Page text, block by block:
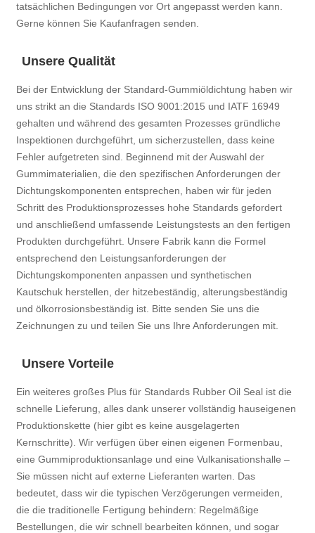
tatsächlichen Bedingungen vor Ort angepasst werden kann.
Gerne können Sie Kaufanfragen senden.
Unsere Qualität
Bei der Entwicklung der Standard-Gummiöldichtung haben wir
uns strikt an die Standards ISO 9001:2015 und IATF 16949
gehalten und während des gesamten Prozesses gründliche
Inspektionen durchgeführt, um sicherzustellen, dass keine
Fehler aufgetreten sind. Beginnend mit der Auswahl der
Gummimaterialien, die den spezifischen Anforderungen der
Dichtungskomponenten entsprechen, haben wir für jeden
Schritt des Produktionsprozesses hohe Standards gefordert
und anschließend umfassende Leistungstests an den fertigen
Produkten durchgeführt. Unsere Fabrik kann die Formel
entsprechend den Leistungsanforderungen der
Dichtungskomponenten anpassen und synthetischen
Kautschuk herstellen, der hitzebeständig, alterungsbeständig
und ölkorrosionsbeständig ist. Bitte senden Sie uns die
Zeichnungen zu und teilen Sie uns Ihre Anforderungen mit.
Unsere Vorteile
Ein weiteres großes Plus für Standards Rubber Oil Seal ist die
schnelle Lieferung, alles dank unserer vollständig hauseigenen
Produktionskette (hier gibt es keine ausgelagerten
Kernschritte). Wir verfügen über einen eigenen Formenbau,
eine Gummiproduktionsanlage und eine Vulkanisationshalle –
Sie müssen nicht auf externe Lieferanten warten. Das
bedeutet, dass wir die typischen Verzögerungen vermeiden,
die die traditionelle Fertigung behindern: Regelmäßige
Bestellungen, die wir schnell bearbeiten können, und sogar